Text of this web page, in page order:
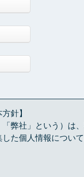
針】
弊社」という）は
た個人情報につい